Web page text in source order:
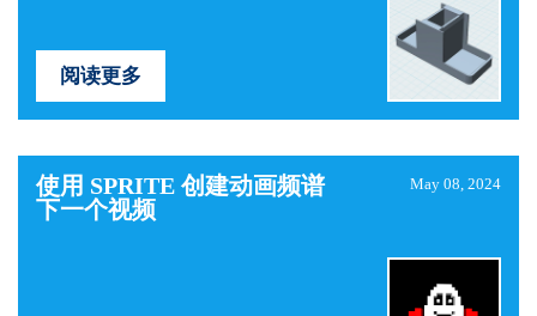
阅读更多
使用 SPRITE 创建动画频谱
下一个视频
May 08, 2024